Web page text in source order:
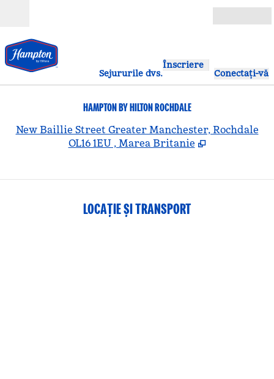
Sejururile dvs.
Înscriere
Conectați-vă
HAMPTON BY HILTON ROCHDALE
New Baillie Street Greater Manchester, Rochdale
OL16 1EU , Marea Britanie
LOCAȚIE ȘI TRANSPORT